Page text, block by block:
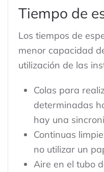
Tiempo de
Los tiempos de
menor capacidad
utilización de las
Colas para
determinadas
hay una
Continuas
no utilizar un
Aire en el tubo